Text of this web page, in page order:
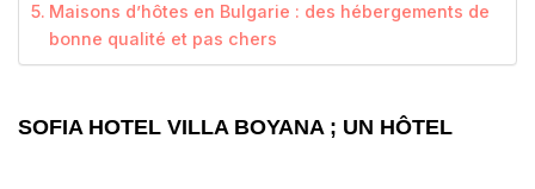
Maisons d’hôtes en Bulgarie : des hébergements de
bonne qualité et pas chers
SOFIA HOTEL VILLA BOYANA ; UN HÔTEL